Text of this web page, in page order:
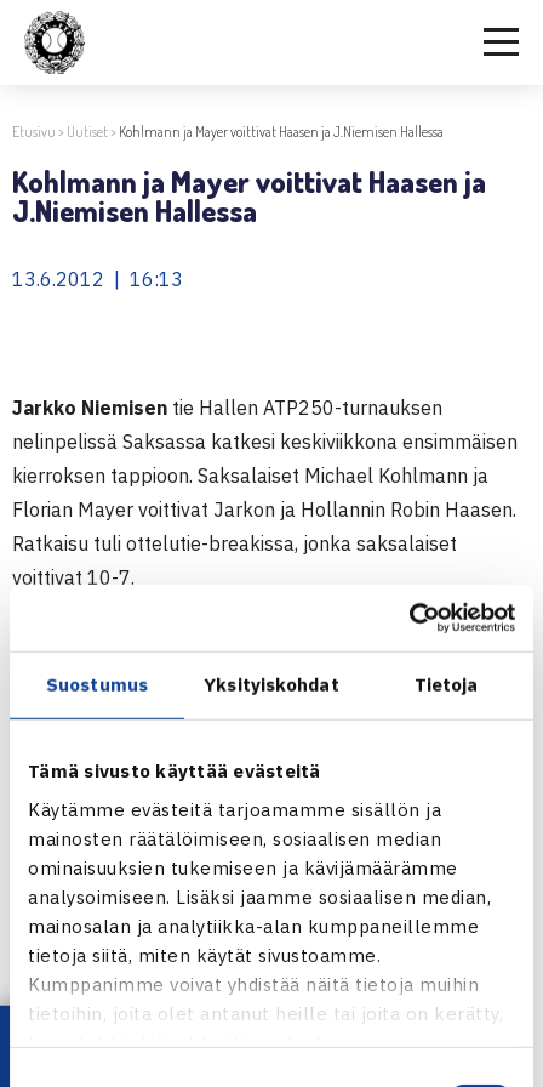
Suostumus Yksityiskohdat Tietoja
Tämä sivusto käyttää evästeitä
Käytämme evästeitä tarjoamamme sisällön ja
mainosten räätälöimiseen, sosiaalisen median
ominaisuuksien tukemiseen ja kävijämäärämme
analysoimiseen. Lisäksi jaamme sosiaalisen median,
mainosalan ja analytiikka-alan kumppaneillemme
tietoja siitä, miten käytät sivustoamme.
Kumppanimme voivat yhdistää näitä tietoja muihin
tietoihin, joita olet antanut heille tai joita on kerätty,
kun olet käyttänyt heidän palvelujaan.
Etusivu > Uutiset> Kohlmann ja Mayer voittivat Haasen ja J.Niemisen Hallessa
Kohlmann ja Mayer voittivat Haasen ja
J.Niemisen Hallessa
13.6.2012 | 16:13
Jarkko Niemisen tie Hallen ATP250-turnauksen
nelinpelissä Saksassa katkesi keskiviikkona ensimmäisen
kierroksen tappioon. Saksalaiset Michael Kohlmann ja
Florian Mayer voittivat Jarkon ja Hollannin Robin Haasen.
Ratkaisu tuli ottelutie-breakissa, jonka saksalaiset
voittivat 10-7.
Hertogenboschissa, Hollannissa ensi viikolla.
Nelinpeli
1.kierrosta: Michael Kohlmann/Florian Mayer Saksa –
Robin Haase Hollanti/Jarkko Nieminen 67(2) 64 [10-7]
Hallen ATP250-kisa verkossa
Jarkko Niemisen verkkosivut
Jaa: